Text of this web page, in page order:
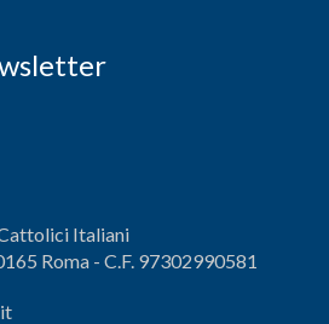
Italiani
Roma - C.F. 97302990581